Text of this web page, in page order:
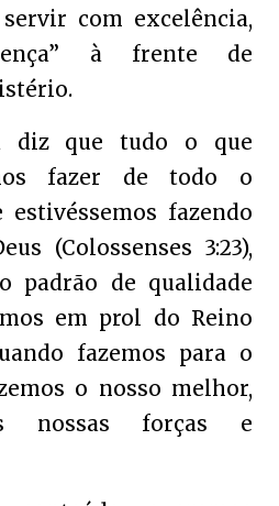
com excelência,
à frente de
diz que tudo o que
fazer de todo o
estivéssemos fazendo
(Colossenses 3:23),
padrão de qualidade
em prol do Reino
fazemos para o
o nosso melhor,
nossas forças e